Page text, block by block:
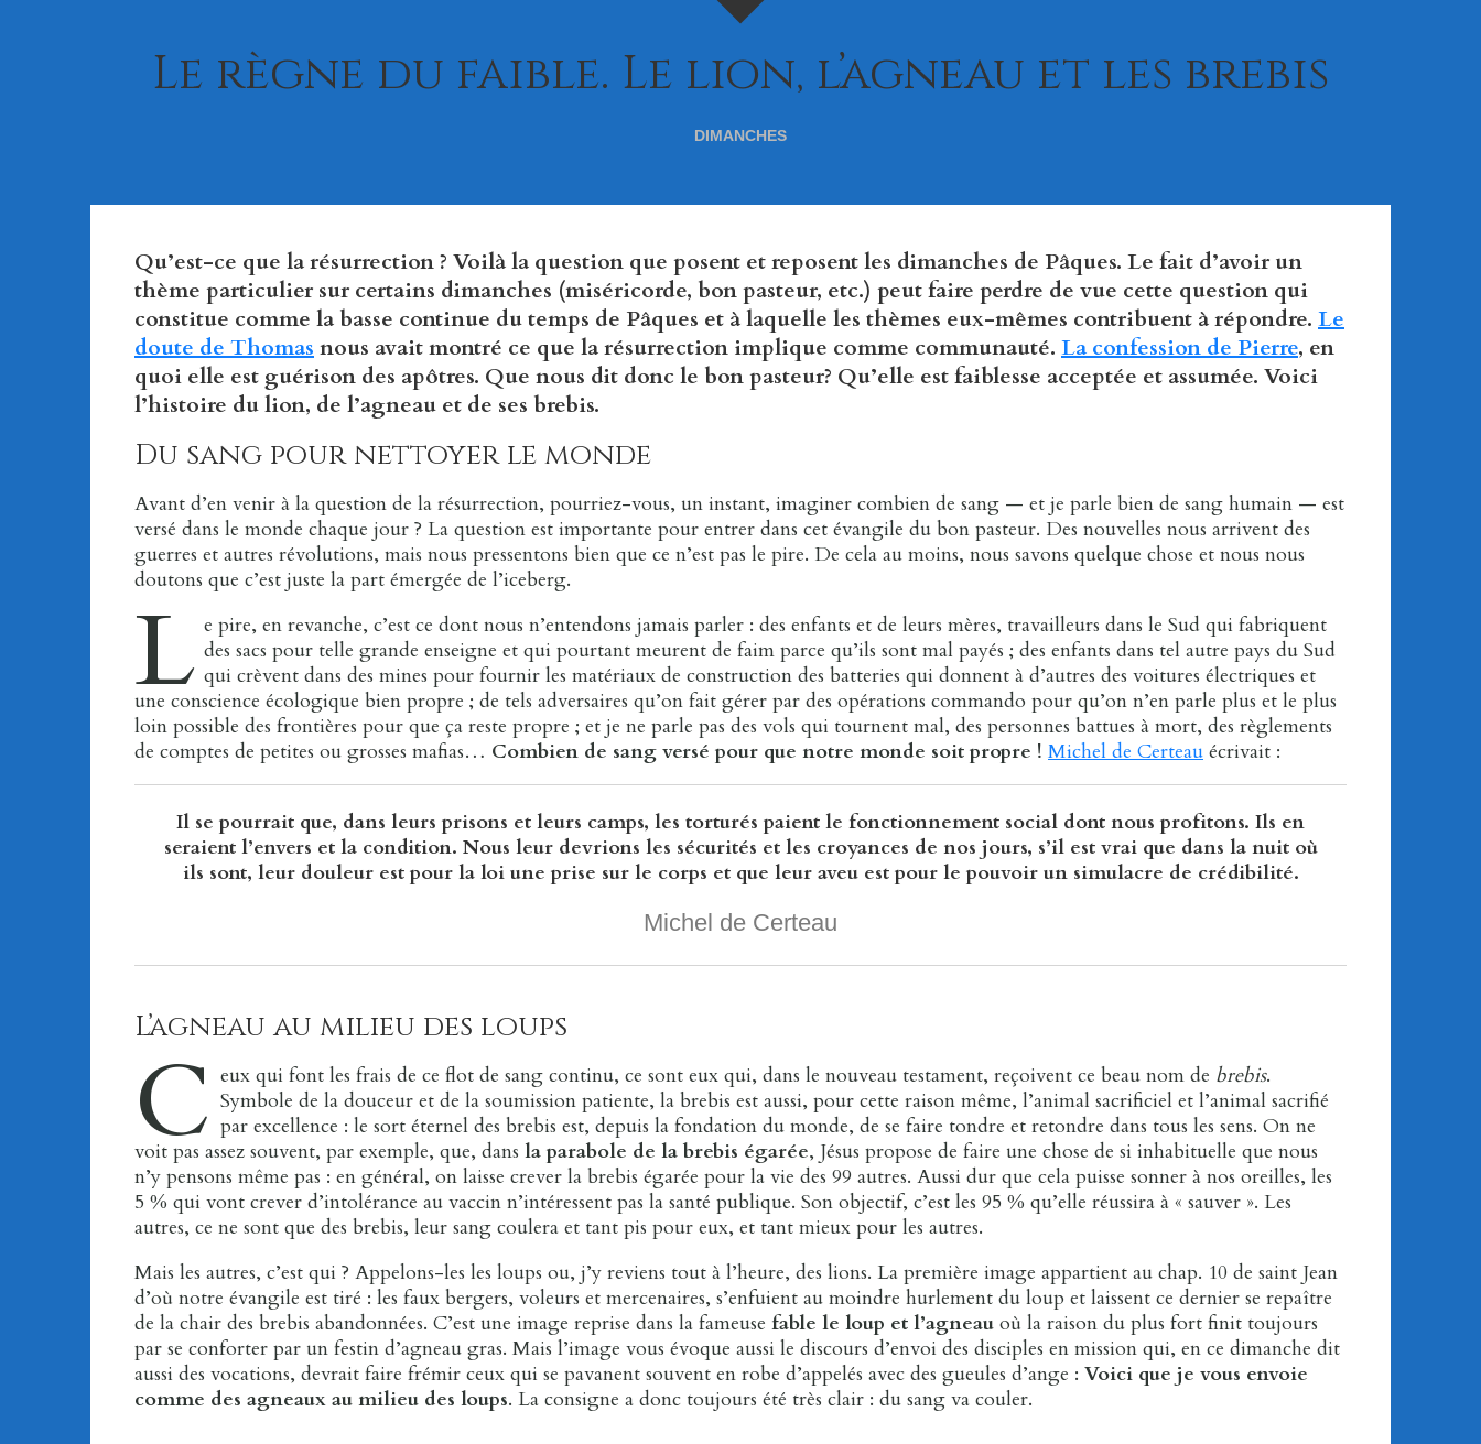
Le règne du faible. Le lion, l’agneau et les brebis
DIMANCHES
Qu’est-ce que la résurrection ? Voilà la question que posent et reposent les dimanches de Pâques. Le fait d’avoir un
thème particulier sur certains dimanches (miséricorde, bon pasteur, etc.) peut faire perdre de vue cette question qui
constitue comme la basse continue du temps de Pâques et à laquelle les thèmes eux-mêmes contribuent à répondre. Le
doute de Thomas nous avait montré ce que la résurrection implique comme communauté. La confession de Pierre, en
quoi elle est guérison des apôtres. Que nous dit donc le bon pasteur? Qu’elle est faiblesse acceptée et assumée. Voici
l’histoire du lion, de l’agneau et de ses brebis.
Du sang pour nettoyer le monde
Avant d’en venir à la question de la résurrection, pourriez-vous, un instant, imaginer combien de sang — et je parle bien de sang humain — est
versé dans le monde chaque jour ? La question est importante pour entrer dans cet évangile du bon pasteur. Des nouvelles nous arrivent des
guerres et autres révolutions, mais nous pressentons bien que ce n’est pas le pire. De cela au moins, nous savons quelque chose et nous nous
doutons que c’est juste la part émergée de l’iceberg.
L e pire, en revanche, c’est ce dont nous n’entendons jamais parler : des enfants et de leurs mères, travailleurs dans le Sud qui fabriquent
des sacs pour telle grande enseigne et qui pourtant meurent de faim parce qu’ils sont mal payés ; des enfants dans tel autre pays du Sud
qui crèvent dans des mines pour fournir les matériaux de construction des batteries qui donnent à d’autres des voitures électriques et
une conscience écologique bien propre ; de tels adversaires qu’on fait gérer par des opérations commando pour qu’on n’en parle plus et le plus
loin possible des frontières pour que ça reste propre ; et je ne parle pas des vols qui tournent mal, des personnes battues à mort, des règlements
de comptes de petites ou grosses mafias… Combien de sang versé pour que notre monde soit propre ! Michel de Certeau écrivait :
Il se pourrait que, dans leurs prisons et leurs camps, les torturés paient le fonctionnement social dont nous profitons. Ils en
seraient l’envers et la condition. Nous leur devrions les sécurités et les croyances de nos jours, s’il est vrai que dans la nuit où
ils sont, leur douleur est pour la loi une prise sur le corps et que leur aveu est pour le pouvoir un simulacre de crédibilité.
Michel de Certeau
L’agneau au milieu des loups
C eux qui font les frais de ce flot de sang continu, ce sont eux qui, dans le nouveau testament, reçoivent ce beau nom de brebis.
Symbole de la douceur et de la soumission patiente, la brebis est aussi, pour cette raison même, l’animal sacrificiel et l’animal sacrifié
par excellence : le sort éternel des brebis est, depuis la fondation du monde, de se faire tondre et retondre dans tous les sens. On ne
voit pas assez souvent, par exemple, que, dans la parabole de la brebis égarée, Jésus propose de faire une chose de si inhabituelle que nous
n’y pensons même pas : en général, on laisse crever la brebis égarée pour la vie des 99 autres. Aussi dur que cela puisse sonner à nos oreilles, les
5 % qui vont crever d’intolérance au vaccin n’intéressent pas la santé publique. Son objectif, c’est les 95 % qu’elle réussira à « sauver ». Les
autres, ce ne sont que des brebis, leur sang coulera et tant pis pour eux, et tant mieux pour les autres.
Mais les autres, c’est qui ? Appelons-les les loups ou, j’y reviens tout à l’heure, des lions. La première image appartient au chap. 10 de saint Jean
d’où notre évangile est tiré : les faux bergers, voleurs et mercenaires, s’enfuient au moindre hurlement du loup et laissent ce dernier se repaître
de la chair des brebis abandonnées. C’est une image reprise dans la fameuse fable le loup et l’agneau où la raison du plus fort finit toujours
par se conforter par un festin d’agneau gras. Mais l’image vous évoque aussi le discours d’envoi des disciples en mission qui, en ce dimanche dit
aussi des vocations, devrait faire frémir ceux qui se pavanent souvent en robe d’appelés avec des gueules d’ange : Voici que je vous envoie
comme des agneaux au milieu des loups. La consigne a donc toujours été très clair : du sang va couler.